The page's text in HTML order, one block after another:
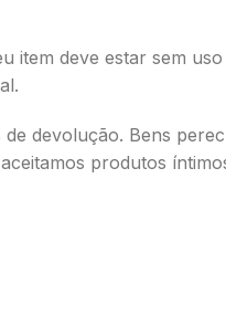
item deve estar sem
devolução. Bens
produtos